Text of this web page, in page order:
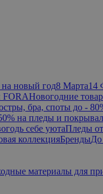
новый год8 Марта14
FORAНовогодние
бра, споты до -
на пледы и
себе уютаПледы
коллекцияБрендыДо
материалы для